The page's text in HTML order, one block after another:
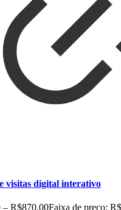
visitas digital interativo
– R$870,00Faixa de preço: